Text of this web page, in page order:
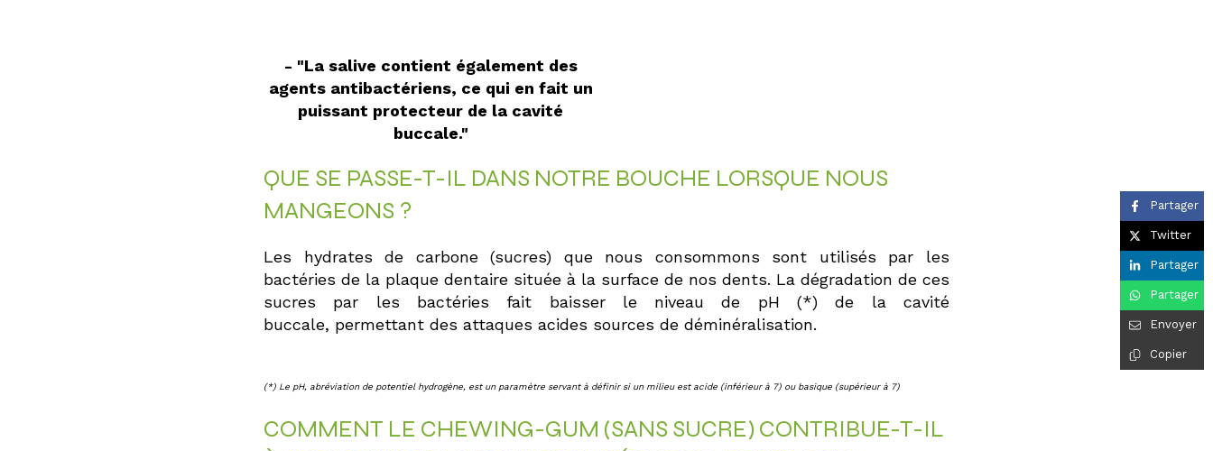
- "La salive contient également des
agents antibactériens, ce qui en fait un
puissant protecteur de la cavité
buccale."
QUE SE PASSE-T-IL DANS NOTRE BOUCHE LORSQUE NOUS
MANGEONS ?
Les hydrates de carbone (sucres) que nous consommons sont utilisés par les
bactéries de la plaque dentaire située à la surface de nos dents. La dégradation de ces
sucres par les bactéries fait baisser le niveau de pH (*) de la cavité
buccale, permettant des attaques acides sources de déminéralisation.
(*) Le pH, abréviation de potentiel hydrogène, est un paramètre servant à définir si un milieu est acide (inférieur à 7) ou basique (supérieur à 7)
COMMENT LE CHEWING-GUM (SANS SUCRE) CONTRIBUE-T-IL
Partager
Twitter
Partager
Partager
Envoyer
Copier